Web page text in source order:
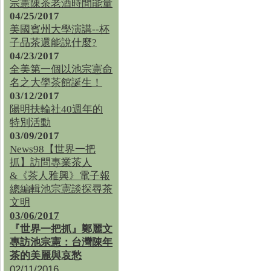
宗憲陳茶老酒時間能量
04/25/2017
美國賓州大學演講--杯
子品茶還能說什麼?
04/23/2017
全美第一個以池宗憲命
名之大學茶館誕生！
03/12/2017
陽明扶輪社40週年的
特別活動
03/09/2017
News98【世界一把
抓】訪問專業茶人
&《茶人雅興》電子報
總編輯池宗憲談探尋茶
文明
03/06/2017
『世界一把抓』鄭麗文
專訪池宗憲：台灣陳年
茶的美麗與哀愁